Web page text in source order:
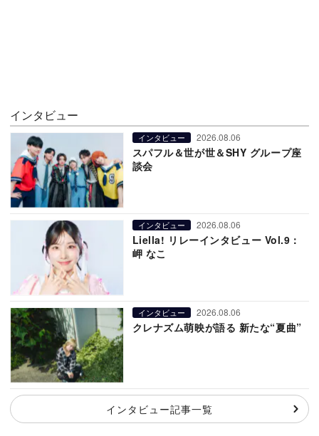
インタビュー
インタビュー 2026.08.06
スパフル＆世が世＆SHY グループ座
談会
インタビュー 2026.08.06
Liella! リレーインタビュー Vol.9：
岬 なこ
インタビュー 2026.08.06
クレナズム萌映が語る 新たな“夏曲”
インタビュー記事一覧